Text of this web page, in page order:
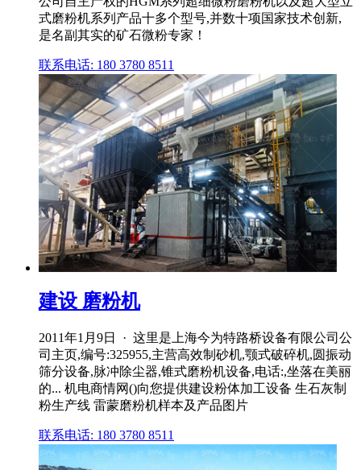
式磨粉机系列产品十多个型号,并数十项国家技术创新,
是名副其实的矿石微粉专家！
联系电话: 180 3780 8511
建设 磨粉机
2011年1月9日 · 这里是上海今为特路桥设备有限公司公
司主页,编号:325955,主营高效制砂机,颚式破碎机,圆振动
筛分设备,脉冲除尘器,锥式磨粉机设备,电话:,坐落在美丽
的... 机电商情网()向您提供建设粉体加工设备 生石灰制
粉生产线 雷蒙磨粉机样本及产品图片
联系电话: 180 3780 8511